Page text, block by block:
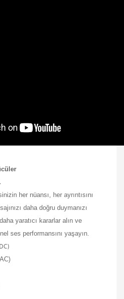
her nüansı, her ayrıntısını
daha doğru duymanızı
yaratıcı kararlar alın ve
ses performansını yaşayın.